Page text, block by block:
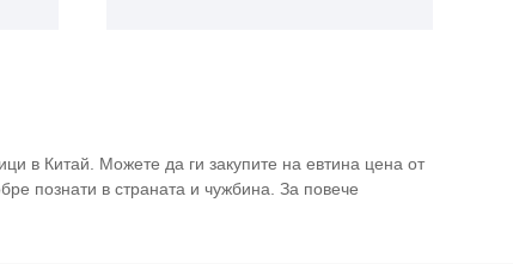
в Китай. Можете да ги закупите на евтина цена от
познати в страната и чужбина. За повече